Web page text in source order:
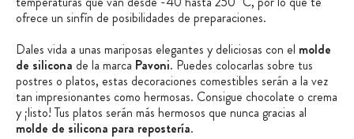
ofrece un sinfín de posibilidades de preparaciones.
Dales vida a unas mariposas elegantes y deliciosas con el molde
de silicona de la marca Pavoni. Puedes colocarlas sobre tus
postres o platos, estas decoraciones comestibles serán a la vez
tan impresionantes como hermosas. Consigue chocolate o crema
y ¡listo! Tus platos serán más hermosos que nunca gracias al
molde de silicona para repostería.